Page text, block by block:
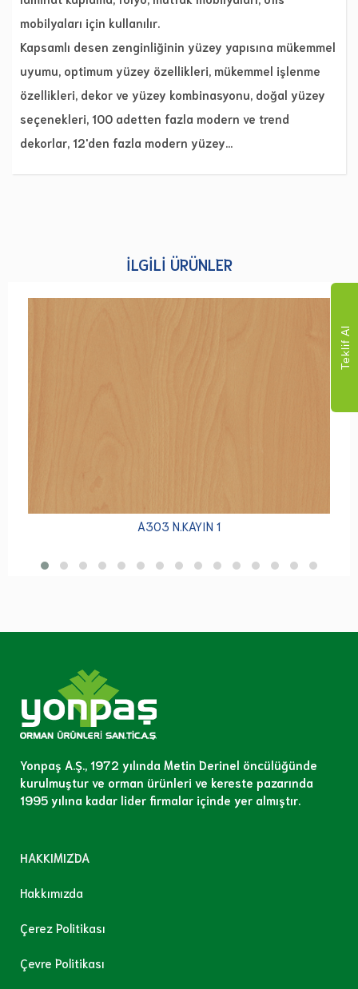
mobilyaları için kullanılır.
Kapsamlı desen zenginliğinin yüzey yapısına mükemmel
uyumu, optimum yüzey özellikleri, mükemmel işlenme
özellikleri, dekor ve yüzey kombinasyonu, doğal yüzey
seçenekleri, 100 adetten fazla modern ve trend
dekorlar, 12'den fazla modern yüzey…
İLGILI ÜRÜNLER
A303 N.KAYIN 1
Teklif Al
Yonpaş A.Ş., 1972 yılında Metin Derinel öncülüğünde
kurulmuştur ve orman ürünleri ve kereste pazarında
1995 yılına kadar lider firmalar içinde yer almıştır.
HAKKIMIZDA
Hakkımızda
Çerez Politikası
Çevre Politikası